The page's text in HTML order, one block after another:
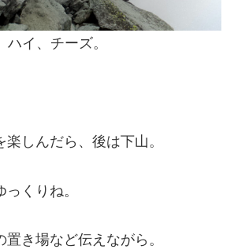
ハイ、チーズ。
しんだら、後は下山。
くりね。
き場など伝えながら。